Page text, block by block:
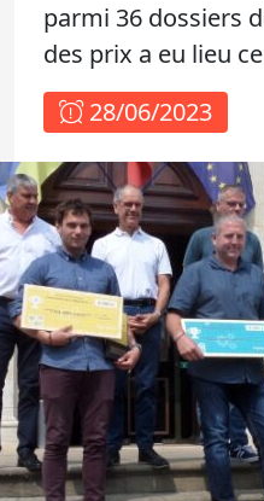
parmi 36 dossiers
des prix a eu lieu
28/06/2023